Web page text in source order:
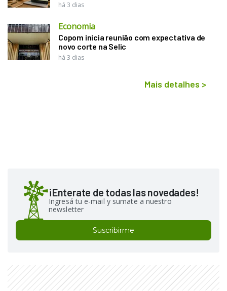
há 3 dias
Economia
Copom inicia reunião com expectativa de
novo corte na Selic
há 3 dias
Mais detalhes >
¡Enterate de todas las novedades!
Ingresá tu e-mail y sumate a nuestro
newsletter
Suscribirme